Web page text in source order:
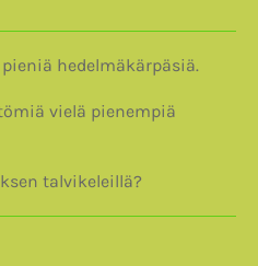
hedelmäkärpäsiä.
vielä pienempiä
talvikeleillä?